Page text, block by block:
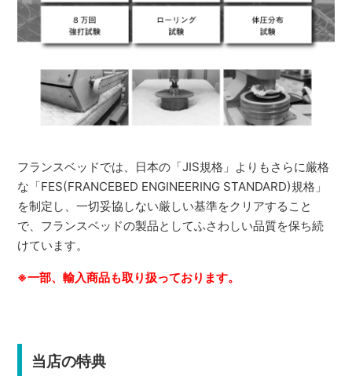
フランスベッドでは、日本の「JIS規格」よりもさらに厳格
な「FES(FRANCEBED ENGINEERING STANDARD)規格」
を制定し、一切妥協しない厳しい基準をクリアすること
で、フランスベッドの製品としてふさわしい品質を保ち続
けています。
※一部、輸入商品も取り扱っております。
当店の特典